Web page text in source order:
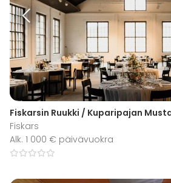
Fiskarsin Ruukki / Kuparipajan
Fiskars
Alk. 1 000 € päivävuokra